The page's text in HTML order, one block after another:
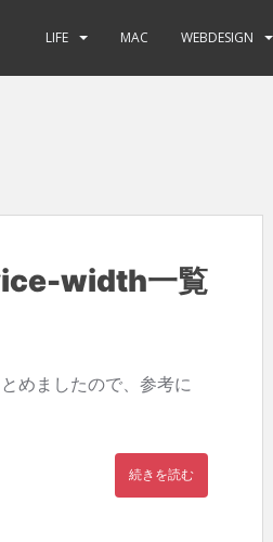
LIFE MAC WEBDESIGN
width一覧
めましたので、参考に
続きを読む